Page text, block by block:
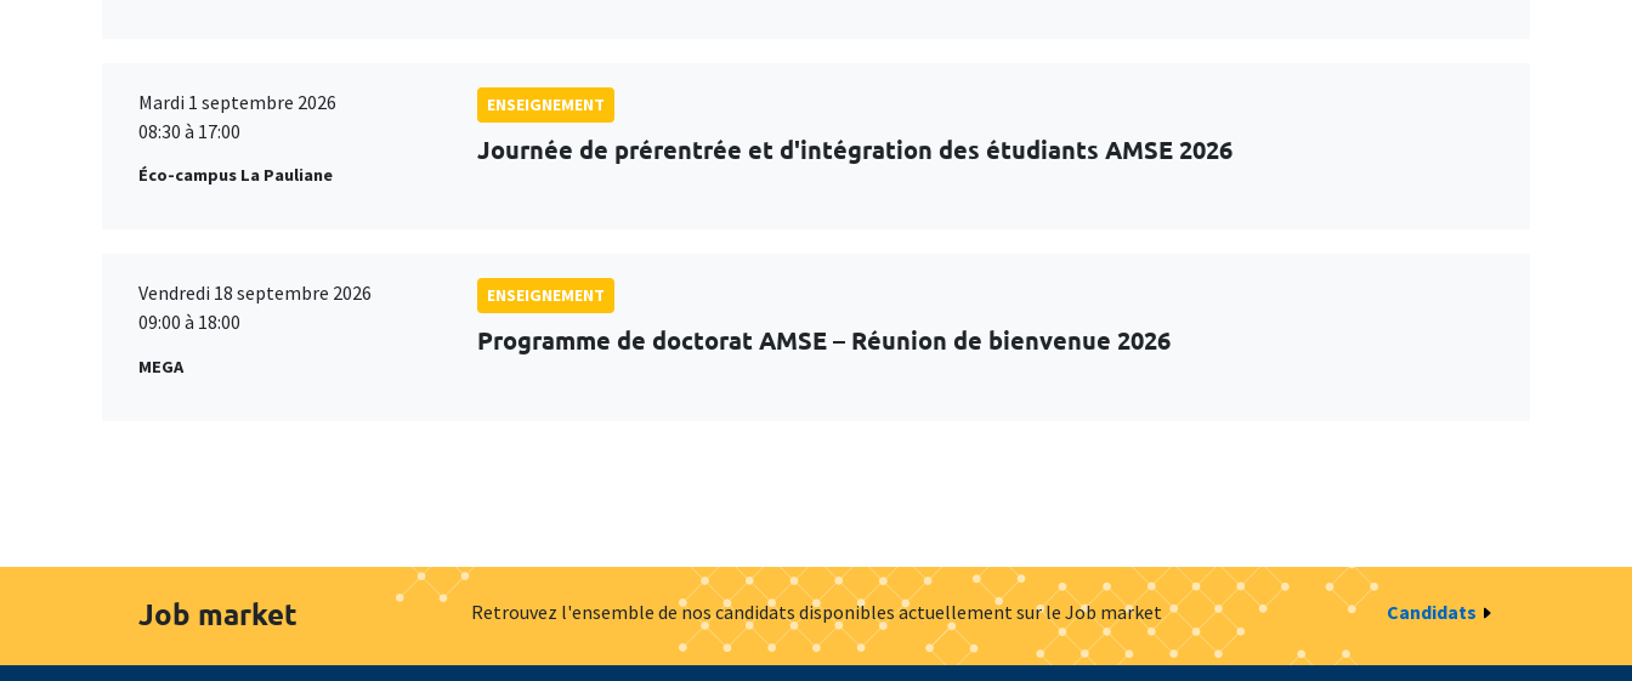
Mardi 1 septembre 2026
08:30 à 17:00
Éco-campus La Pauliane
ENSEIGNEMENT
Journée de prérentrée et d'intégration des étudiants AMSE 2026
Vendredi 18 septembre 2026
09:00 à 18:00
MEGA
ENSEIGNEMENT
Programme de doctorat AMSE – Réunion de bienvenue 2026
Job market Retrouvez l'ensemble de nos candidats disponibles actuellement sur le Job market Candidats